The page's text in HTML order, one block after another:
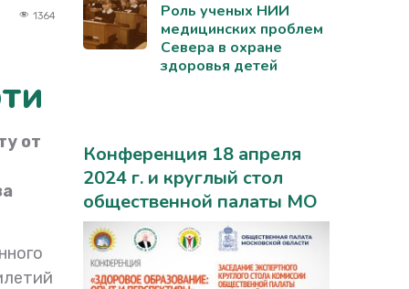
1364
от
Роль ученых НИИ
медицинских проблем
Севера в охране
здоровья детей
Конференция 18 апреля
2024 г. и круглый стол
общественной палаты МО